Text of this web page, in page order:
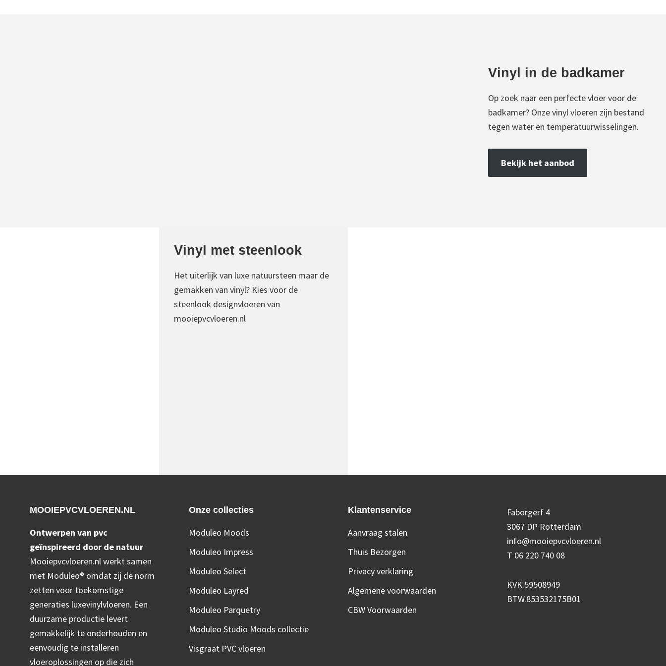
Vinyl in de badkamer
Op zoek naar een perfecte vloer voor de
badkamer? Onze vinyl vloeren zijn bestand
tegen water en temperatuurwisselingen.
Bekijk het aanbod
Vinyl met steenlook
Het uiterlijk van luxe natuursteen maar de
gemakken van vinyl? Kies voor de
steenlook designvloeren van
mooiepvcvloeren.nl
Footer
MOOIEPVCVLOEREN.NL
Ontwerpen van pvc
geïnspireerd door de natuur
Mooiepvcvloeren.nl werkt samen
met Moduleo® omdat zij de norm
zetten voor toekomstige
generaties luxevinylvloeren. Een
duurzame productie levert
gemakkelijk te onderhouden en
eenvoudig te installeren
vloeroplossingen op die zich
Onze collecties
Moduleo Moods
Moduleo Impress
Moduleo Select
Moduleo Layred
Moduleo Parquetry
Moduleo Studio Moods collectie
Visgraat PVC vloeren
Klantenservice
Aanvraag stalen
Thuis Bezorgen
Privacy verklaring
Algemene voorwaarden
CBW Voorwaarden
Faborgerf 4
3067 DP Rotterdam
info@mooiepvcvloeren.nl
T 06 220 740 08
KVK.59508949
BTW.853532175B01